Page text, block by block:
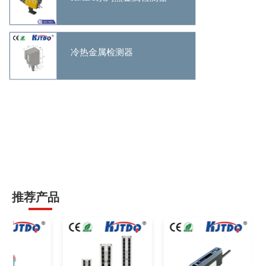
冷热金属检测器
推荐产品